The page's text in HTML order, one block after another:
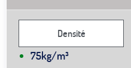
Densité
75kg/m³